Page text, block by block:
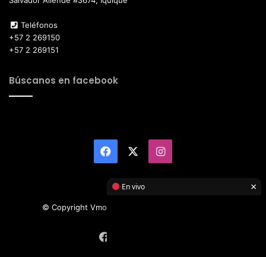
Teléfonos
+57 2 269150
+57 2 269151
Búscanos en facebook
Facebook Instagram
© Copyright Vmotor TI 2026, All Rights Reserved
En vivo ×